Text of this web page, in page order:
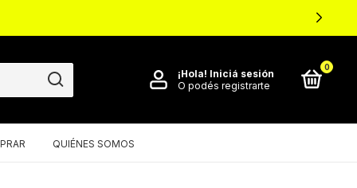
¡Hola! Iniciá sesión
O podés registrarte
0
QUIÉNES SOMOS